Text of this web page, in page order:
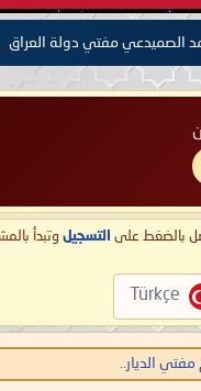
الصميدعي مفتي دولة العراق
بالضغط على التسجيل وتبدأ
Türkçe
الديار..